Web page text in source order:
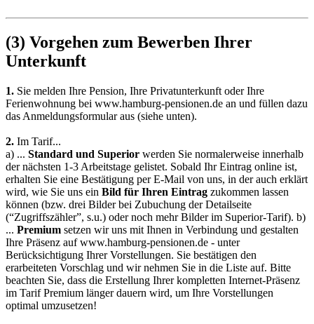
(3) Vorgehen zum Bewerben Ihrer
Unterkunft
1. Sie melden Ihre Pension, Ihre Privatunterkunft oder Ihre
Ferienwohnung bei www.hamburg-pensionen.de an und füllen dazu
das Anmeldungsformular aus (siehe unten).
2. Im Tarif...
a) ... Standard und Superior werden Sie normalerweise innerhalb
der nächsten 1-3 Arbeitstage gelistet. Sobald Ihr Eintrag online ist,
erhalten Sie eine Bestätigung per E-Mail von uns, in der auch erklärt
wird, wie Sie uns ein Bild für Ihren Eintrag zukommen lassen
können (bzw. drei Bilder bei Zubuchung der Detailseite
(“Zugriffszähler”, s.u.) oder noch mehr Bilder im Superior-Tarif). b)
... Premium setzen wir uns mit Ihnen in Verbindung und gestalten
Ihre Präsenz aufwww.hamburg-pensionen.de - unter
Berücksichtigung Ihrer Vorstellungen. Sie bestätigen den
erarbeiteten Vorschlag und wir nehmen Sie in die Liste auf. Bitte
beachten Sie, dass die Erstellung Ihrer kompletten Internet-Präsenz
im Tarif Premium länger dauern wird, um Ihre Vorstellungen
optimal umzusetzen!